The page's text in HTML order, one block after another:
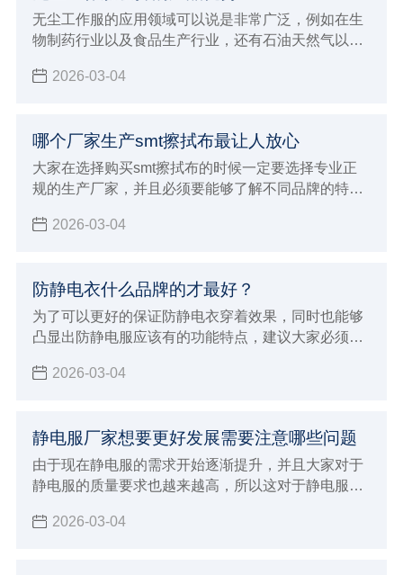
无尘工作服的应用领域可以说是非常广泛，例如在生
物制药行业以及食品生产行业，还有石油天然气以及
工要求，在进行穿着的时候非常贴身舒适，而且能够
的优点，在进行应用的过程当中也能够展现出非常多
的产品优势，可以满足各种不同环境的严苛要求。
2026-03-04
哪个厂家生产smt擦拭布最让人放心
大家在选择购买smt擦拭布的时候一定要选择专业正
规的生产厂家，并且必须要能够了解不同品牌的特
避免影响到自己对于smt擦拭布的使用效果，建议大
布更放心，选择专业正规值得信赖的厂家来进行生
产，在合作的时候自然就会给大家带来更好的体验，
也能够发挥出更好的生产加工优势。
2026-03-04
防静电衣什么品牌的才最好？
为了可以更好的保证防静电衣穿着效果，同时也能够
凸显出防静电服应该有的功能特点，建议大家必须要
注意事项，在整个选购的过程当中就变得至关重要，
2026-03-04
静电服厂家想要更好发展需要注意哪些问题
由于现在静电服的需求开始逐渐提升，并且大家对于
静电服的质量要求也越来越高，所以这对于静电服厂
存的状态，如果想要能够让自己的厂家得到更好的发
2026-03-04